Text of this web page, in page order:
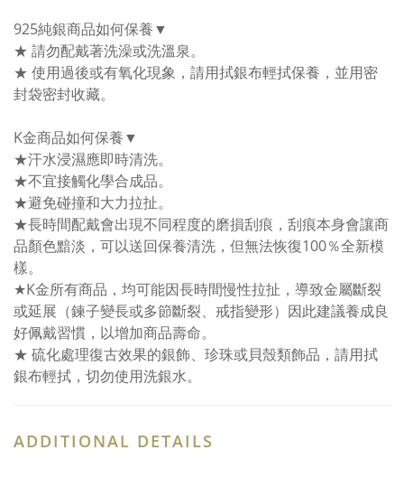
925純銀商品如何保養▼
★ 請勿配戴著洗澡或洗溫泉。
★ 使用過後或有氧化現象，請用拭銀布輕拭保養，並用密
封袋密封收藏。
K金商品如何保養▼
★汗水浸濕應即時清洗。
★不宜接觸化學合成品。
★避免碰撞和大力拉扯。
★長時間配戴會出現不同程度的磨損刮痕，刮痕本身會讓商
品顏色黯淡，可以送回保養清洗，但無法恢復100％全新模
樣。
★K金所有商品，均可能因長時間慢性拉扯，導致金屬斷裂
或延展（鍊子變長或多節斷裂、戒指變形）因此建議養成良
好佩戴習慣，以增加商品壽命。
★ 硫化處理復古效果的銀飾、珍珠或貝殼類飾品，請用拭
銀布輕拭，切勿使用洗銀水。
ADDITIONAL DETAILS